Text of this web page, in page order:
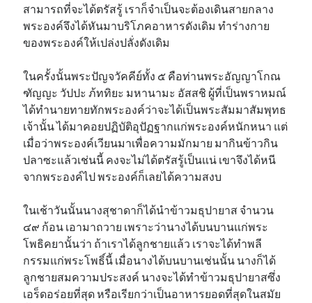
สามารถที่จะได้ตรัสรู้ เราก็จำเป็นจะต้องเดินสายกลาง
พระองค์จึงได้หันมาบริโภคอาหารดังเดิม ทำร่างกาย
ของพระองค์ให้เปล่งปลั่งดังเดิม
ในครั้งนั้นพระปัญจวัคคีย์ทั้ง ๕ คือท่านพระอัญญาโกณ
ฑัญญะ วัปปะ ภ้ททิยะ มหานามะ อัสสชิ ผู้ที่เป็นพราหมณ์
ได้ทำนายทายทักพระองค์ว่าจะได้เป็นพระสัมมาสัมพุทธ
เจ้านั้น ได้มาคอยปฏิบัติอุปัฏฐากแก่พระองค์หนักหนา แต่
เมื่อว่าพระองค์เวียนมาเพื่อความมักมาย มากินข้าวกิน
ปลาซะแล้วเช่นนี้ คงจะไม่ได้ตรัสรู้เป็นแน่ เขาจึงได้หนี
จากพระองค์ไป พระองค์ก็เลยได้ความสงบ
ในเช้าวันนั้นนางสุชาดาก็ได้นำข้าวมธุปายาส จำนวน
๔๙ ก้อน เอามาถวาย เพราะว่านางได้บนบานแก่พระ
โพธิคยานั้นว่า ถ้าเราได้ลูกชายแล้ว เราจะได้ทำพลี
กรรมแก่พระโพธิ์นี้ เมื่อนางได้บนบานเช่นนั้น นางก็ได้
ลูกชายสมความประสงค์ นางจะได้ทำข้าวมธุปายาสซึ่ง
เอร็ดอร่อยที่สุด หรือเรียกว่าเป็นอาหารยอดที่สุดในสมัย